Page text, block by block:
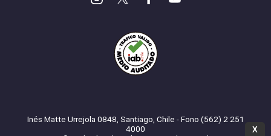
Inés Matte Urrejola 0848, Santiago, Chile - Fono (562) 2 251
4000
X